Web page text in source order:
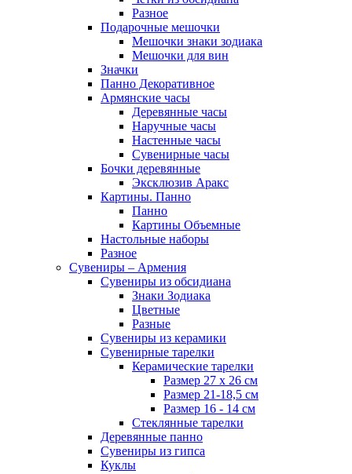
Разное
Подарочные мешочки
Мешочки знаки зодиака
Мешочки для вин
Значки
Панно Декоративное
Армянские часы
Деревянные часы
Наручные часы
Настенные часы
Сувенирные часы
Бочки деревянные
Эксклюзив Аракс
Картины. Панно
Панно
Картины Объемные
Настольные наборы
Разное
Сувениры – Армения
Сувениры из обсидиана
Знаки Зодиака
Цветные
Разные
Сувениры из керамики
Сувенирные тарелки
Керамические тарелки
Размер 27 х 26 см
Размер 21-18,5 см
Размер 16 - 14 см
Стеклянные тарелки
Деревянные панно
Сувениры из гипса
Куклы